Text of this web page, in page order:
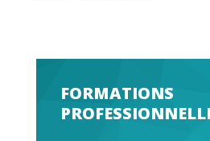
FORMATIONS